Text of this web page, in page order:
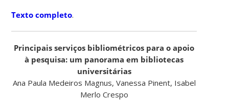
Texto completo.
Principais serviços bibliométricos para o apoio
à pesquisa: um panorama em bibliotecas
universitárias
Ana Paula Medeiros Magnus, Vanessa Pinent, Isabel
Merlo Crespo